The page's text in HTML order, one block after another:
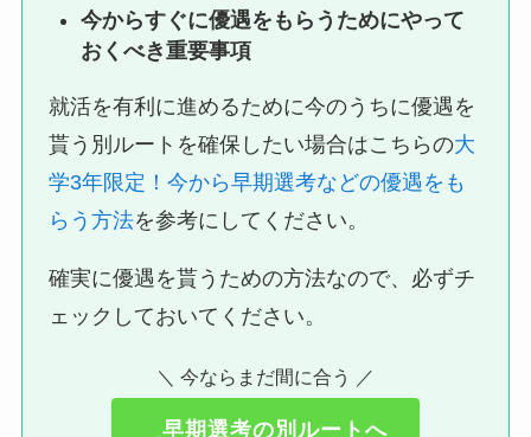
今からすぐに優遇をもらうためにやって
おくべき重要事項
就活を有利に進めるために今のうちに優遇を
貰う別ルートを確保したい場合はこちらの大
学3年限定！今から早期選考などの優遇をも
らう方法を参考にしてください。
確実に優遇を貰うための方法なので、必ずチ
ェックしておいてください。
＼ 今ならまだ間に合う ／
早期選考の別ルートへ